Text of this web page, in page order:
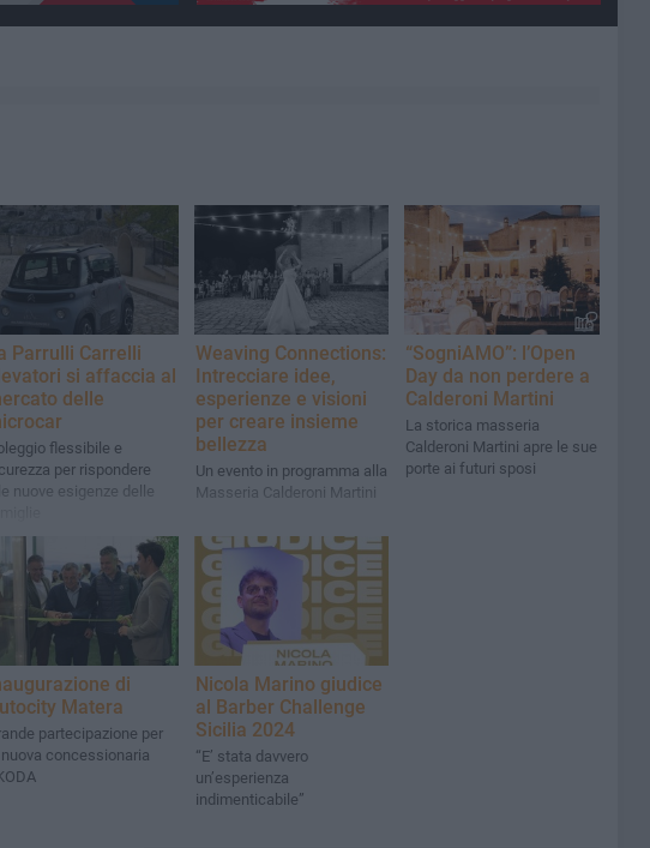
Parrulli Carrelli
si affaccia al
delle
flessibile e
per rispondere
nuove esigenze delle
Weaving Connections:
Intrecciare idee,
esperienze e visioni
per creare insieme
bellezza
Un evento in programma alla
Masseria Calderoni Martini
“SogniAMO”: l’Open
Day da non perdere a
Calderoni Martini
La storica masseria
Calderoni Martini apre le sue
porte ai futuri sposi
di
Matera
partecipazione per
nuova concessionaria
Nicola Marino giudice
al Barber Challenge
Sicilia 2024
“E’ stata davvero
un’esperienza
indimenticabile”